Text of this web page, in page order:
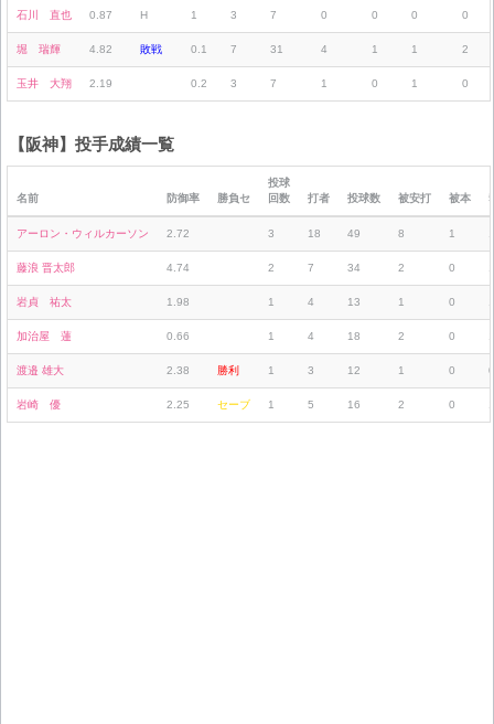
石川 直也 0.87 H 1 3 7 0 0 0 0
堀 瑞輝 4.82 敗戦 0.1 7 31 4 1 1 2
玉井 大翔 2.19 0.2 3 7 1 0 1 0
【阪神】投手成績一覧
名前 防御率 勝負セ
投球
回数
打者 投球数 被安打 被本
アーロン・ウィルカーソン 2.72 3 18 49 8 1
藤浪 晋太郎 4.74 2 7 34 2 0
岩貞 祐太 1.98 1 4 13 1 0
加治屋 蓮 0.66 1 4 18 2 0
渡邉 雄大 2.38 勝利 1 3 12 1 0 0
岩崎 優 2.25 セーブ 1 5 16 2 0